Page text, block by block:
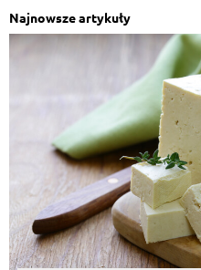
Najnowsze artykuły